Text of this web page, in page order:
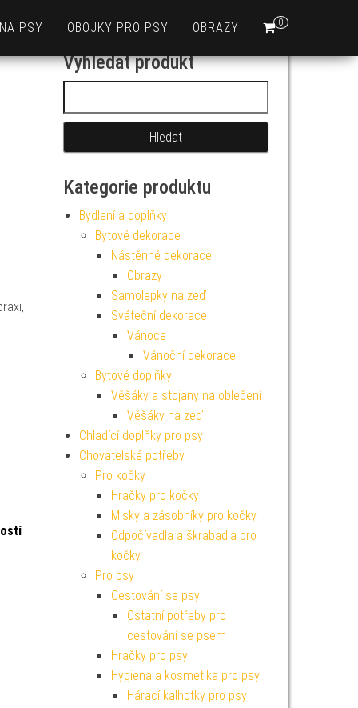
0
PSY OBOJKY PRO PSY OBRAZY
Vyhledat produkt
Kategorie produktu
Bydlení a doplňky
Bytové dekorace
Nástěnné dekorace
Obrazy
Samolepky na zeď
Sváteční dekorace
Vánoce
Vánoční dekorace
Bytové doplňky
Věšáky a stojany na oblečení
Věšáky na zeď
Chladící doplňky pro psy
Chovatelské potřeby
Pro kočky
Hračky pro kočky
Misky a zásobníky pro kočky
Odpočívadla a škrabadla pro
kočky
Pro psy
Cestování se psy
Ostatní potřeby pro
cestování se psem
Hračky pro psy
Hygiena a kosmetika pro psy
Hárací kalhotky pro psy